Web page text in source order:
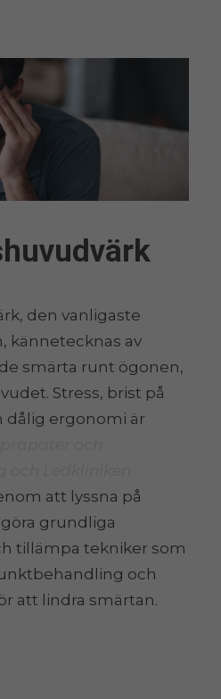
den vanligaste
kännetecknas av
smärta runt ögonen,
Stress, brist på
dålig ergonomi är
att lyssna på
grundliga
tillämpa tekniker som
och
att lindra smärtan.